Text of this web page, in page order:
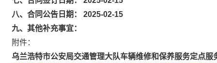
八、合同公告日期： 2025-02-15
九、其他补充事宜：
附件：
乌兰浩特市公安局交通管理大队车辆维修和保养服务定点服